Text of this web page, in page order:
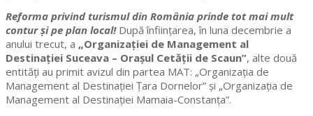
Reforma privind turismul din România prinde tot mai mult
contur și pe plan local!După înființarea, în luna decembrie a
anului trecut, a „Organizației de Management al
Destinației Suceava – Orașul Cetății de Scaun”, alte două
entități au primit avizul din partea MAT: „Organizația de
Management al Destinației Țara Dornelor” și „Organizația de
Management al Destinației Mamaia-Constanța”.